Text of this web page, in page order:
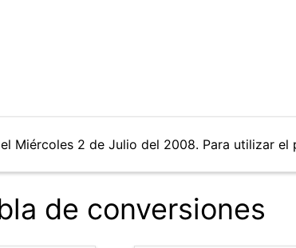
Miércoles 2 de Julio del 2008. Para utilizar el
de conversiones